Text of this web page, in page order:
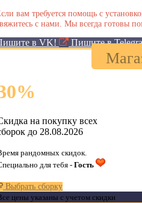
вам требуется помощь с
с нами. Мы всегда готовы
в VK! Пишите в
%
на покупку всех
до 28.08.2026
рандомных скидок.
для тебя - Гость
Выбрать сборку
цены указаны с учетом скидки